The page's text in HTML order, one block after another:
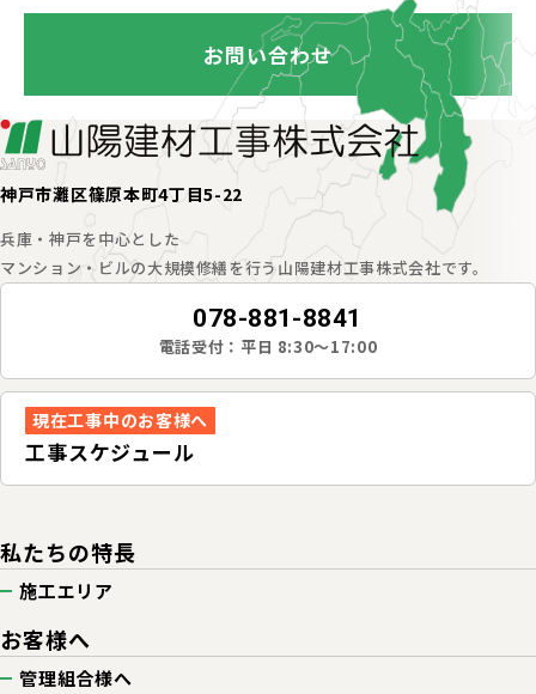
お問い合わせ
神戸市灘区篠原本町4丁目5-22
兵庫・神戸を中心とした
マンション・ビルの大規模修繕を行う山陽建材工事株式会社です。
078-881-8841
電話受付：平日 8:30～17:00
現在工事中のお客様へ
工事スケジュール
私たちの特長
施工エリア
お客様へ
管理組合様へ